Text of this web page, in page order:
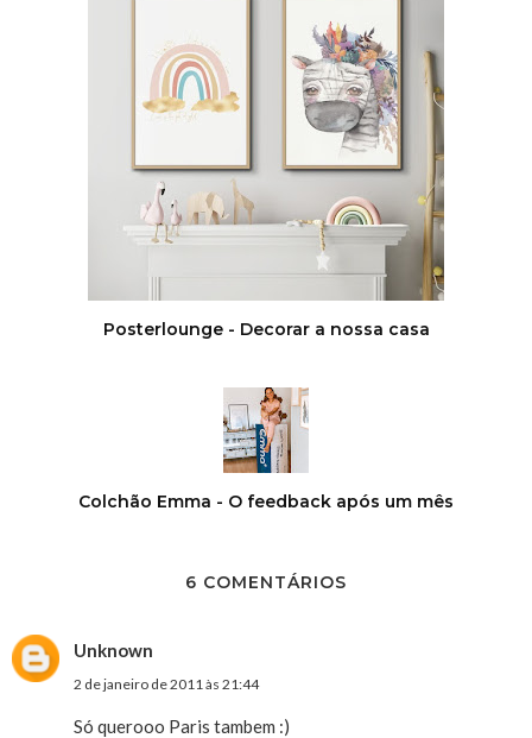
Posterlounge - Decorar a nossa casa
Colchão Emma - O feedback após um mês
6 COMENTÁRIOS
Unknown
2 de janeiro de 2011 às 21:44
Só querooo Paris tambem :)